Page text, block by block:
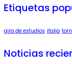
Etiquetas
gira de estudios italia
Noticias